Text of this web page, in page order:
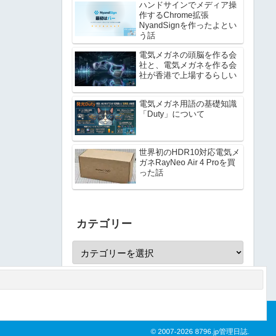
ハンドサインでメディア操
作するChrome拡張
NyandSignを作ったよとい
う話
電気メガネの頭脳を作る会
社と、電気メガネを作る会
社が香港で上場するらしい
電気メガネ用語の基礎知識
「Duty」について
世界初のHDR10対応電気メ
ガネRayNeo Air 4 Proを買
った話
カテゴリー
© 2007-2026 8796.jp管理日誌.